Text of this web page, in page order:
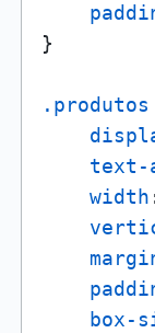
}
.produtos
text-
width
box-